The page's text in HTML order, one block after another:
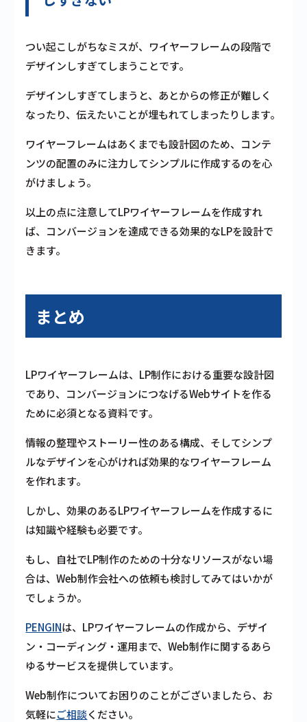
つい起こしがちなミスが、ワイヤーフレームの段階で
デザインしすぎてしまうことです。
デザインしすぎてしまうと、あとからの修正が難しく
なったり、伝えたいことが埋もれてしまったりします。
ワイヤーフレームはあくまでも設計図のため、コンテ
ンツの配置のみに注力してシンプルに作成するのを心
がけましょう。
以上の点に注意してLPワイヤーフレームを作成すれ
ば、コンバージョンを達成できる効果的なLPを設計で
きます。
まとめ
LPワイヤーフレームは、LP制作における重要な設計図
であり、コンバージョンにつなげるWebサイトを作る
ために必須となる資料です。
情報の整理やストーリー性のある構成、そしてシンプ
ルなデザインを心がければ効果的なワイヤーフレーム
を作れます。
しかし、効果のあるLPワイヤーフレームを作成するに
は知識や経験も必要です。
もし、自社でLP制作のための十分なリソースがない場
合は、Web制作会社への依頼も検討してみてはいかが
でしょうか。
PENGINは、LPワイヤーフレームの作成から、デザイ
ン・コーディング・運用まで、Web制作に関するあら
ゆるサービスを提供しています。
Web制作についてお困りのことがございましたら、お
気軽にご相談ください。